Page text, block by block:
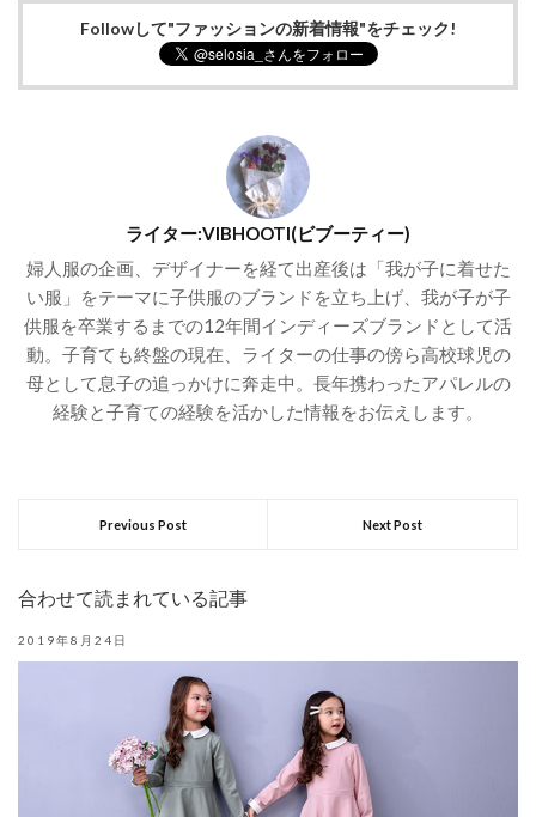
Followして"ファッションの新着情報"をチェック!
ライター:VIBHOOTI(ビブーティー)
婦人服の企画、デザイナーを経て出産後は「我が子に着せた
い服」をテーマに子供服のブランドを立ち上げ、我が子が子
供服を卒業するまでの12年間インディーズブランドとして活
動。子育ても終盤の現在、ライターの仕事の傍ら高校球児の
母として息子の追っかけに奔走中。長年携わったアパレルの
経験と子育ての経験を活かした情報をお伝えします。
Previous Post Next Post
合わせて読まれている記事
2019年8月24日